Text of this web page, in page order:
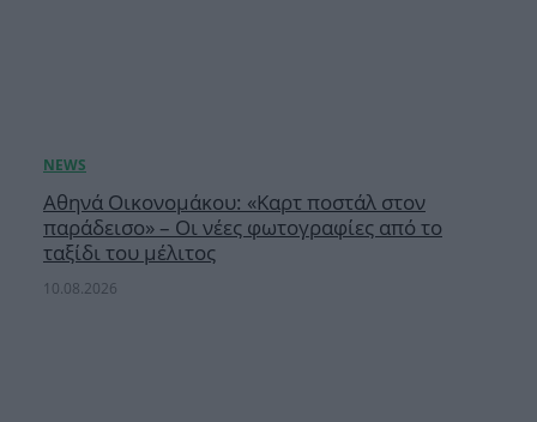
Αθηνά Οικονομάκου: «Καρτ ποστάλ στον
παράδεισο» – Οι νέες φωτογραφίες από το
ταξίδι του μέλιτος
10.08.2026